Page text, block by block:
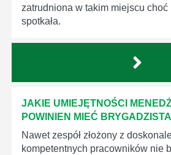
zatrudniona w takim miejscu choć
spotkała.
JAKIE UMIEJĘTNOŚCI
POWINIEN MIEĆ
Nawet zespół złożony z
kompetentnych pracowników nie